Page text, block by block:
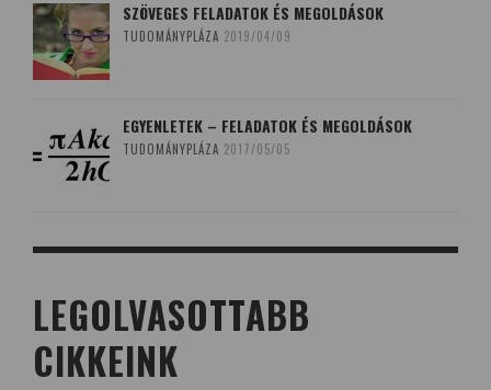
SZÖVEGES FELADATOK ÉS MEGOLDÁSOK
TUDOMÁNYPLÁZA 2019/04/09
EGYENLETEK – FELADATOK ÉS MEGOLDÁSOK
TUDOMÁNYPLÁZA 2017/05/05
LEGOLVASOTTABB
CIKKEINK